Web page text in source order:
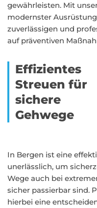
gewährleisten. Mit
modernster
zuverlässigen und
auf präventiven
Effizientes
Streuen für
sichere
Gehwege
In Bergen ist eine
unerlässlich, um
Wege auch bei
sicher passierbar sind.
hierbei eine